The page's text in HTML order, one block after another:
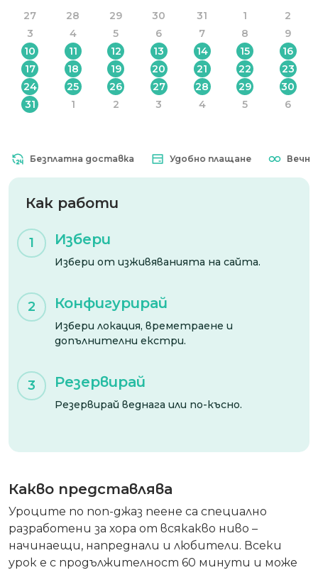
27 28 29 30 31 1
2
3
4 5 6 7 8
9
10
11 12 13 14 15
16
17
18 19 20 21 22
23
24
25 26 27 28 29
30
31
1 2 3 4 5 6
Безплатна доставка Удобно плащане Вечна
Как работи
1 Избери
Избери от изживяванията на сайта.
2 Конфигурирай
Избери локация, времетраене и
допълнителни екстри.
3 Резервирай
Резервирай веднага или по-късно.
Какво представлява
Уроците по поп-джаз пеене са специално
разработени за хора от всякакво ниво –
начинаещи, напреднали и любители. Всеки
урок е с продължителност 60 минути и може